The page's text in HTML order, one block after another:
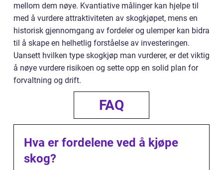
mellom dem nøye. Kvantiative målinger kan hjelpe til
med å vurdere attraktiviteten av skogkjøpet, mens en
historisk gjennomgang av fordeler og ulemper kan bidra
til å skape en helhetlig forståelse av investeringen.
Uansett hvilken type skogkjøp man vurderer, er det viktig
å nøye vurdere risikoen og sette opp en solid plan for
forvaltning og drift.
FAQ
Hva er fordelene ved å kjøpe
skog?